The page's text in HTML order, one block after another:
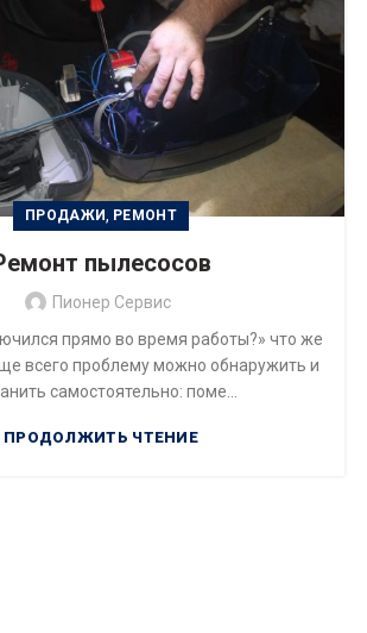
ПРОДАЖИ, РЕМОНТ
пылесосов
Пионер Сервис
прямо во время работы?» что же
всего проблему можно обнаружить и
самостоятельно: поме...
ПРОДОЛЖИТЬ ЧТЕНИЕ